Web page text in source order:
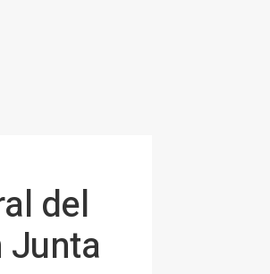
del
Junta